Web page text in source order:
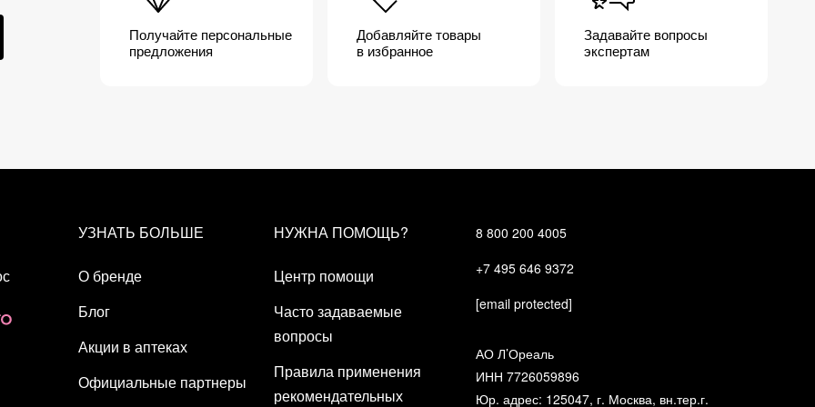
и взрослым. Хорошего дня!
Получайте персональные
предложения
Добавляйте товары
в избранное
Задавайте вопросы
экспертам
8 800 200 4005
+7 495 646 9372
[email protected]
АО Л’Ореаль
ИНН 7726059896
Юр. адрес: 125047, г. Москва, вн.тер.г.
УЗНАТЬ БОЛЬШЕ
О бренде
Блог
Акции в аптеках
Официальные партнеры
НУЖНА ПОМОЩЬ?
Центр помощи
Часто задаваемые
вопросы
Правила применения
рекомендательных